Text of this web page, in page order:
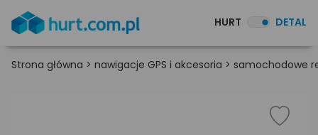
HURT DETAL
Strona główna > nawigacje GPS i akcesoria > samochodowe